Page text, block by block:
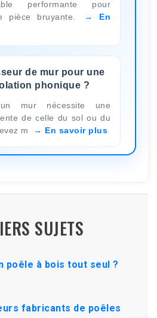
performante pour
pièce bruyante.
En
de mur pour une
phonique ?
mur nécessite une
de celle du sol ou du
m
En savoir plus
SUJETS
poêle à bois tout seul ?
fabricants de poêles